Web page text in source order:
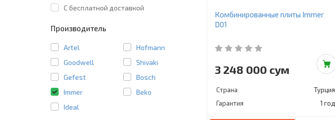
C бесплатной доставкой
Производитель
Artel
Hofmann
Goodwell
Shivaki
Gefest
Bosch
Immer
Beko
Ideal
Комбинированные плиты Immer
D01
3 248 000 сум
Страна
Турция
Гарантия
1 год